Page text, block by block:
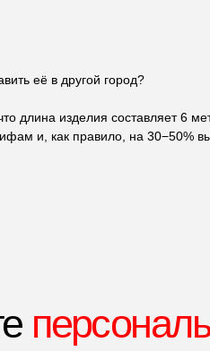
её в другой город?
длина изделия составляет 6
и, как правило, на 30−50%
персональное
ворота